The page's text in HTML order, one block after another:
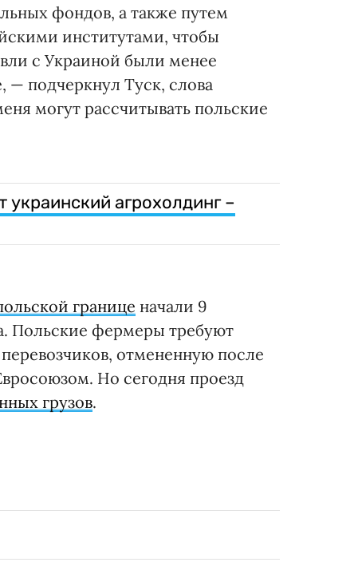
фондов, а также путем
институтами, чтобы
с Украиной были менее
подчеркнул Туск, слова
могут рассчитывать польские
агрохолдинг –
границе начали 9
Польские фермеры требуют
отмененную после
Но сегодня проезд
грузов.